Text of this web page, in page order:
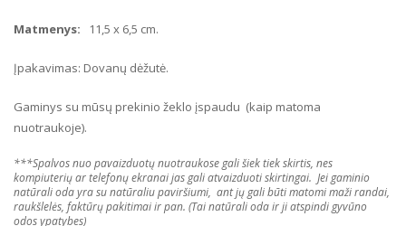
Matmenys: 11,5 x 6,5 cm.
Įpakavimas: Dovanų dėžutė.
Gaminys su mūsų prekinio žeklo įspaudu (kaip matoma
nuotraukoje).
***Spalvos nuo pavaizduotų nuotraukose gali šiek tiek skirtis, nes
kompiuterių ar telefonų ekranai jas gali atvaizduoti skirtingai. Jei gaminio
natūrali oda yra su natūraliu paviršiumi, ant jų gali būti matomi maži randai,
raukšlelės, faktūrų pakitimai ir pan. (Tai natūrali oda ir ji atspindi gyvūno
odos ypatybes)